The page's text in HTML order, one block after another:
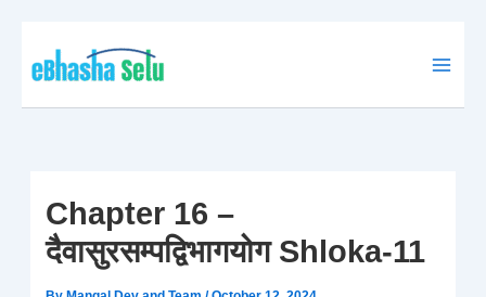
content
Chapter 16 –
दैवासुरसम्पद्विभागयोग Shloka-11